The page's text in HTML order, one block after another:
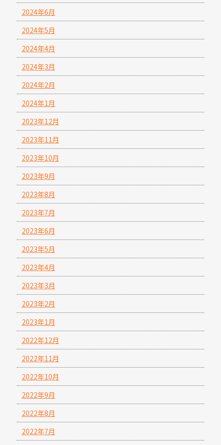
2024年6月
2024年5月
2024年4月
2024年3月
2024年2月
2024年1月
2023年12月
2023年11月
2023年10月
2023年9月
2023年8月
2023年7月
2023年6月
2023年5月
2023年4月
2023年3月
2023年2月
2023年1月
2022年12月
2022年11月
2022年10月
2022年9月
2022年8月
2022年7月